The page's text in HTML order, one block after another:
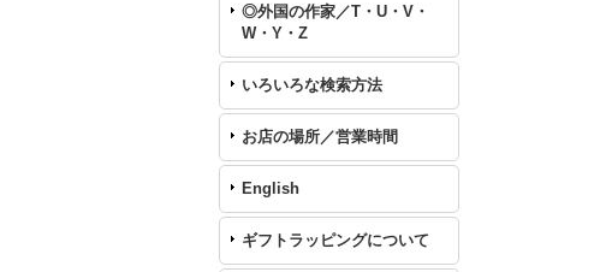
◎外国の作家／T・U・V・
W・Y・Z
いろいろな検索方法
お店の場所／営業時間
English
ギフトラッピングについて